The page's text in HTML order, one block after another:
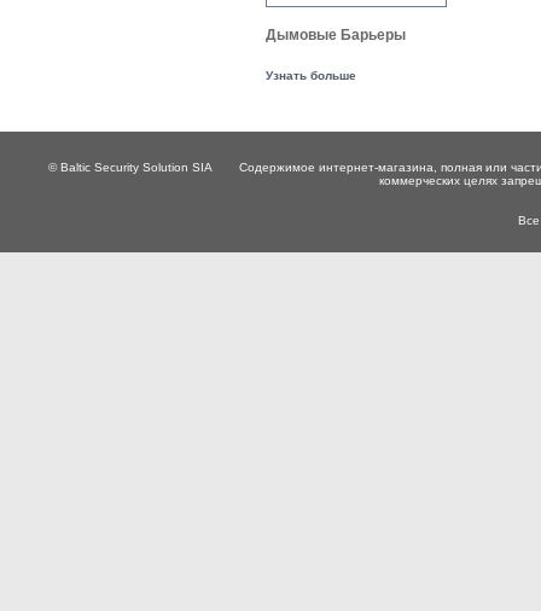
Дымовые Барьеры
Узнать больше
© Baltic Security Solution SIA
Содержимое интернет-магазина, полная или
коммерческих целях